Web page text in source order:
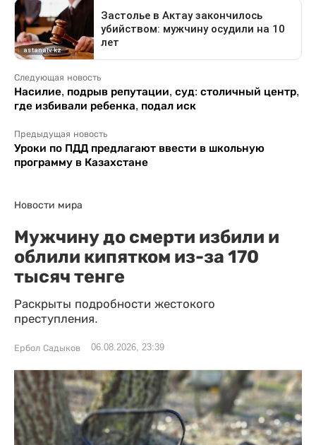
Следующая новость
Насилие, подрыв репутации, суд: столичный центр,
где избивали ребенка, подал иск
Предыдущая новость
Уроки по ПДД предлагают ввести в школьную
программу в Казахстане
Новости мира
Мужчину до смерти избили и
облили кипятком из-за 170
тысяч тенге
Раскрыты подробности жестокого
преступления.
Ербол Садыков 06.08.2026, 23:39